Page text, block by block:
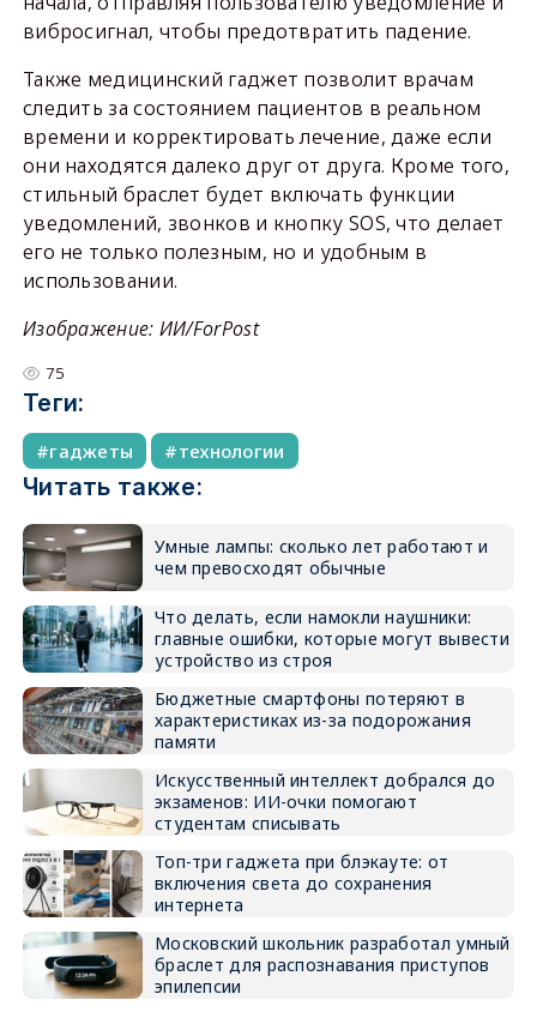
вибросигнал, чтобы предотвратить падение.
Также медицинский гаджет позволит врачам
следить за состоянием пациентов в реальном
времени и корректировать лечение, даже если
они находятся далеко друг от друга. Кроме того,
стильный браслет будет включать функции
уведомлений, звонков и кнопку SOS, что делает
его не только полезным, но и удобным в
использовании.
Изображение: ИИ/ForPost
75
Теги:
гаджеты технологии
Читать также:
Умные лампы: сколько лет работают и
чем превосходят обычные
Что делать, если намокли наушники:
главные ошибки, которые могут вывести
устройство из строя
Бюджетные смартфоны потеряют в
характеристиках из-за подорожания
памяти
Искусственный интеллект добрался до
экзаменов: ИИ-очки помогают
студентам списывать
Топ-три гаджета при блэкауте: от
включения света до сохранения
интернета
Московский школьник разработал умный
браслет для распознавания приступов
эпилепсии